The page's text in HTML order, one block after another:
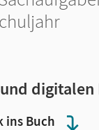
ins Buch
digitalen